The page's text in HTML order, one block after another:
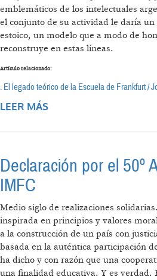
emblemáticos de los intelectuales
el conjunto de su actividad le daría
estoico, un modelo que a modo de
reconstruye en estas líneas.
Artículo relacionado:
. El legado teórico de la Escuela de Frankfurt /
LEER MÁS
Declaración por el 50º
IMFC
Medio siglo de realizaciones
inspirada en principios y valores
a la construcción de un país con
basada en la auténtica participación
ha dicho y con razón que una
una finalidad educativa. Y es verdad.